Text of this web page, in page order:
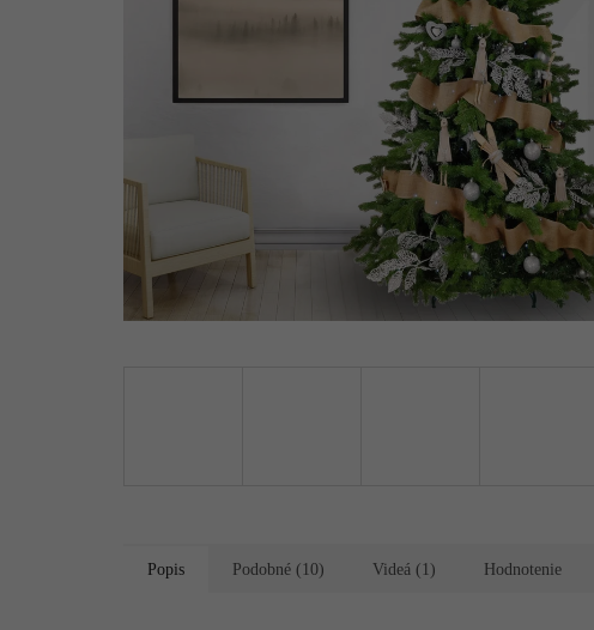
Popis Podobné (10) Videá (1) Hodnotenie